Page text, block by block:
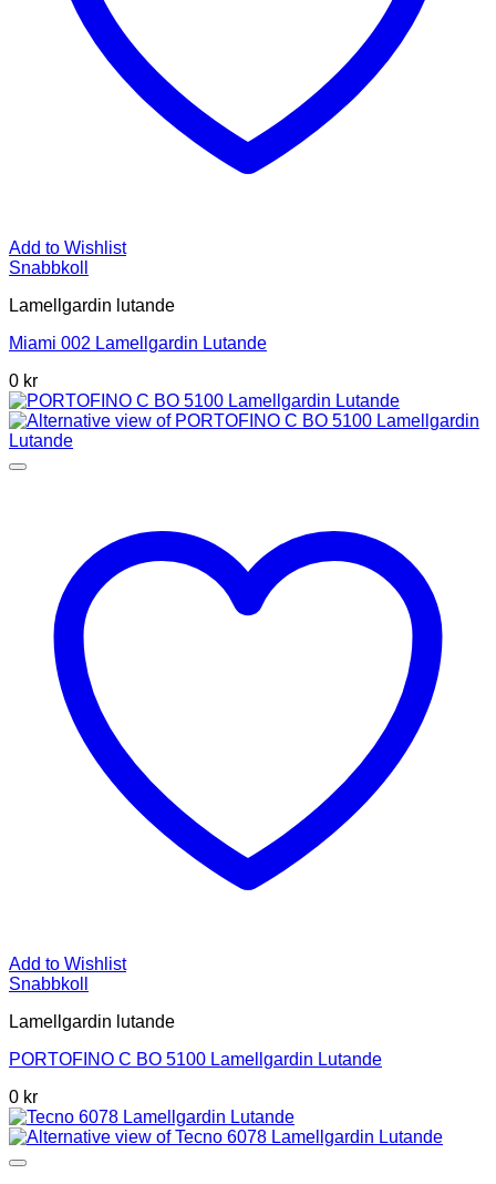
Add to Wishlist
Snabbkoll
Lamellgardin lutande
Miami 002 Lamellgardin Lutande
0 kr
Add to Wishlist
Snabbkoll
Lamellgardin lutande
PORTOFINO C BO 5100 Lamellgardin Lutande
0 kr